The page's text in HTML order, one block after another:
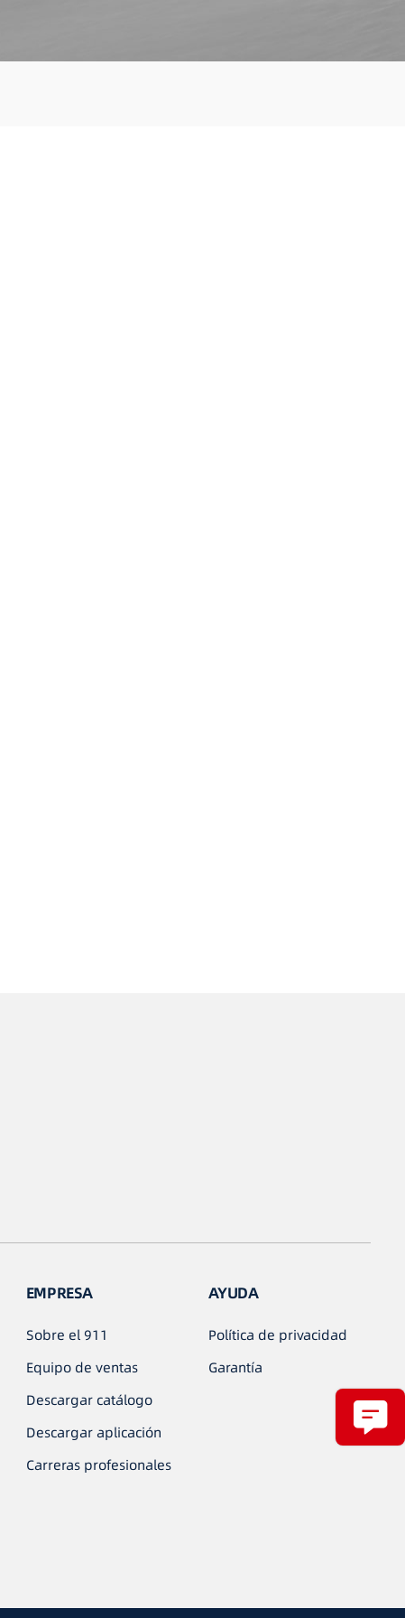
EMPRESA
Sobre el 911
Equipo de ventas
Descargar catálogo
Descargar aplicación
Carreras profesionales
AYUDA
Política de privacidad
Garantía